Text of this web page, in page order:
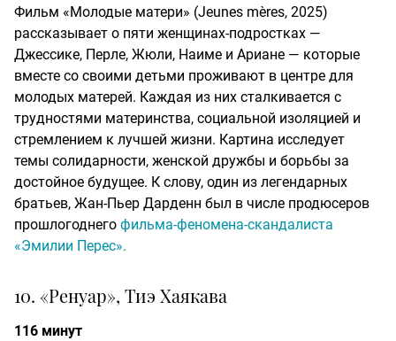
Фильм «Молодые матери» (Jeunes mères, 2025)
рассказывает о пяти женщинах-подростках —
Джессике, Перле, Жюли, Наиме и Ариане — которые
вместе со своими детьми проживают в центре для
молодых матерей. Каждая из них сталкивается с
трудностями материнства, социальной изоляцией и
стремлением к лучшей жизни. Картина исследует
темы солидарности, женской дружбы и борьбы за
достойное будущее. К слову, один из легендарных
братьев, Жан-Пьер Дарденн был в числе продюсеров
прошлогоднего фильма-феномена-скандалиста
«Эмилии Перес».
10. «Ренуар», Тиэ Хаякава
116 минут